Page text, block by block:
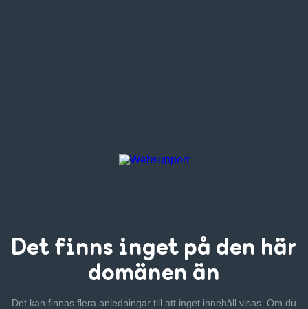
Det finns inget på den här
domänen än
Det kan finnas flera anledningar till att inget innehåll visas. Om du